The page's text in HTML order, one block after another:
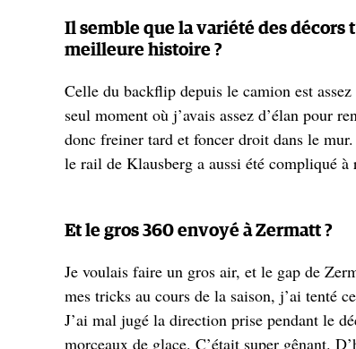
Il semble que la variété des décors
meilleure histoire ?
Celle du backflip depuis le camion est
seul moment où j’avais assez d’élan pour
donc freiner tard et foncer droit dans le
le rail de Klausberg a aussi été compliqué à
Et le gros 360 envoyé à Zermatt ?
Je voulais faire un gros air, et le gap de
mes tricks au cours de la saison, j’ai tenté
J’ai mal jugé la direction prise pendant le
morceaux de glace. C’était super gênant.